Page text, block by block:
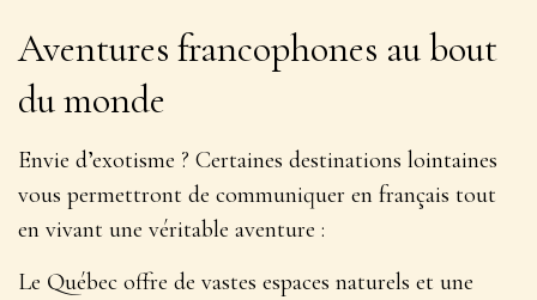
Aventures francophones au bout
du monde
Envie d’exotisme ? Certaines destinations lointaines
vous permettront de communiquer en français tout
en vivant une véritable aventure :
Le Québec offre de vastes espaces naturels et une